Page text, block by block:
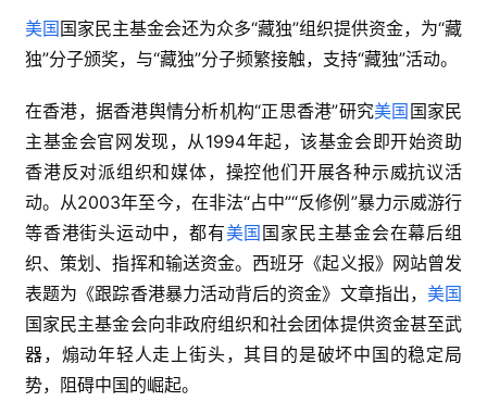
美国 国家民主基金会还为众多“藏独”组织提供资金，为“藏
独”分子颁奖，与“藏独”分子频繁接触，支持“藏独”活动。
在香港，据香港舆情分析机构“正思香港”研究美国 国家民
主基金会官网发现，从1994年起，该基金会即开始资助
香港反对派组织和媒体，操控他们开展各种示威抗议活
动。从2003年至今，在非法“占中”“反修例”暴力示威游行
等香港街头运动中，都有美国 国家民主基金会在幕后组
织、策划、指挥和输送资金。西班牙《起义报》网站曾发
表题为《跟踪香港暴力活动背后的资金》文章指出， 美国
国家民主基金会向非政府组织和社会团体提供资金甚至武
器，煽动年轻人走上街头，其目的是破坏中国的稳定局
势，阻碍中国的崛起。